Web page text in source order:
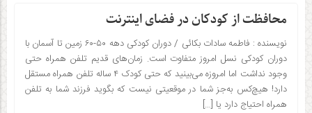
محافظت از کودکان در فضای اینترنت
نویسنده : فاطمه سادات بکائی / دوران کودکی دهه ۵۰-۶۰ زمین تا آسمان با
دوران کودکی نسل امروز متفاوت است. زمان‌های قدیم تلفن همراه حتی
وجود نداشت اما امروزه می‌بینید که حتی کودک ۴ ساله تلفن همراه مستقل
دارد! هیچ‌کس به‌جز شما در موقعیتی نیست که بگوید فرزند شما به تلفن
همراه احتیاج دارد یا […]